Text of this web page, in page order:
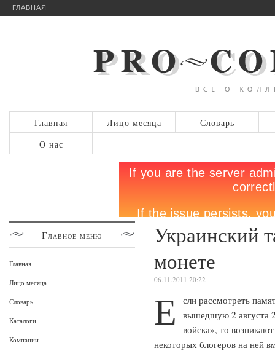
ГЛАВНАЯ
Главная Лицо месяца
Словарь
О нас
Украинский
монете
06.11.2011 20:22
Е
сли рассмотреть
вышедшую 2 августа
войска», то
некоторых блогеров на ней
Главное меню
Главная
Лицо месяца
Словарь
Каталоги
Компании